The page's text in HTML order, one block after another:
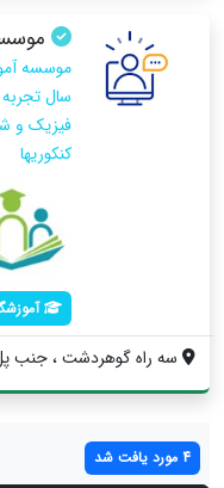
سال
فیزیک و
کنکوریها
سه راه گوهردشت ، جنب پل
4 مورد یافت شد